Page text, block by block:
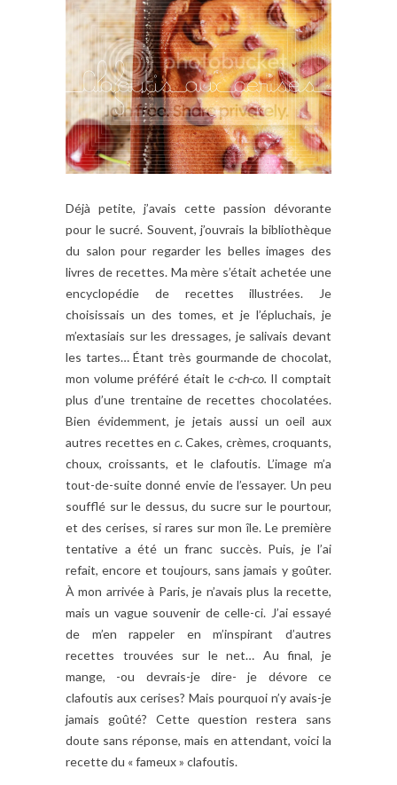
Déjà petite, j’avais cette passion dévorante
pour le sucré. Souvent, j’ouvrais la bibliothèque
du salon pour regarder les belles images des
livres de recettes. Ma mère s’était achetée une
encyclopédie de recettes illustrées. Je
choisissais un des tomes, et je l’épluchais, je
m’extasiais sur les dressages, je salivais devant
les tartes… Étant très gourmande de chocolat,
mon volume préféré était le c-ch-co. Il comptait
plus d’une trentaine de recettes chocolatées.
Bien évidemment, je jetais aussi un oeil aux
autres recettes en c. Cakes, crèmes, croquants,
choux, croissants, et le clafoutis. L’image m’a
tout-de-suite donné envie de l’essayer. Un peu
soufflé sur le dessus, du sucre sur le pourtour,
et des cerises, si rares sur mon île. Le première
tentative a été un franc succès. Puis, je l’ai
refait, encore et toujours, sans jamais y goûter.
À mon arrivée à Paris, je n’avais plus la recette,
mais un vague souvenir de celle-ci. J’ai essayé
de m’en rappeler en m’inspirant d’autres
recettes trouvées sur le net… Au final, je
mange, -ou devrais-je dire- je dévore ce
clafoutis aux cerises? Mais pourquoi n’y avais-je
jamais goûté? Cette question restera sans
doute sans réponse, mais en attendant, voici la
recette du « fameux » clafoutis.